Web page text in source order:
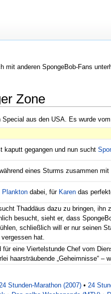
mit anderen SpongeBob-Fans
Zone
Special aus den USA. Es wurde
kaputt gegangen und nun sucht
eines Sturms zusammen mit
Plankton dabei, für Karen das
Thaddäus dazu zu bringen, ihn
besucht, sieht er, dass
schließlich will er nur seinen
hat.
für eine Viertelstunde Chef vom
haarsträubende „Geheimnisse“
24 Stunden-Marathon (2007) • 24